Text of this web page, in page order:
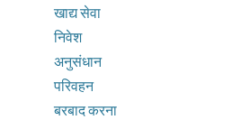
खाद्य सेवा
निवेश
अनुसंधान
परिवहन
बरबाद करना